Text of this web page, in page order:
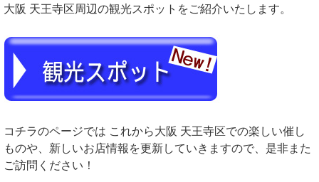
大阪 天王寺区周辺の観光スポットをご紹介いたします。
コチラのページでは これから大阪 天王寺区での楽しい催し
ものや、新しいお店情報を更新していきますので、是非また
ご訪問ください！